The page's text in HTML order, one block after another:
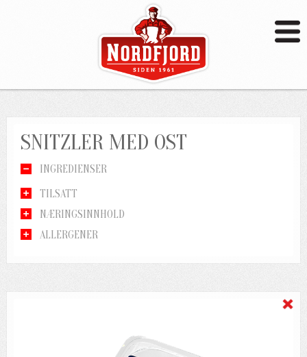
SNITZLER MED OST
INGREDIENSER
TILSATT
NÆRINGSINNHOLD
ALLERGENER